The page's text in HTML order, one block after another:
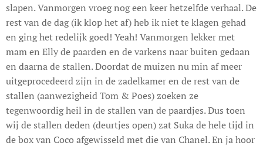
slapen. Vanmorgen vroeg nog een keer hetzelfde verhaal. De
rest van de dag (ik klop het af) heb ik niet te klagen gehad
en ging het redelijk goed! Yeah! Vanmorgen lekker met
mam en Elly de paarden en de varkens naar buiten gedaan
en daarna de stallen. Doordat de muizen nu min af meer
uitgeprocedeerd zijn in de zadelkamer en de rest van de
stallen (aanwezigheid Tom & Poes) zoeken ze
tegenwoordig heil in de stallen van de paardjes. Dus toen
wij de stallen deden (deurtjes open) zat Suka de hele tijd in
de box van Coco afgewisseld met die van Chanel. En ja hoor